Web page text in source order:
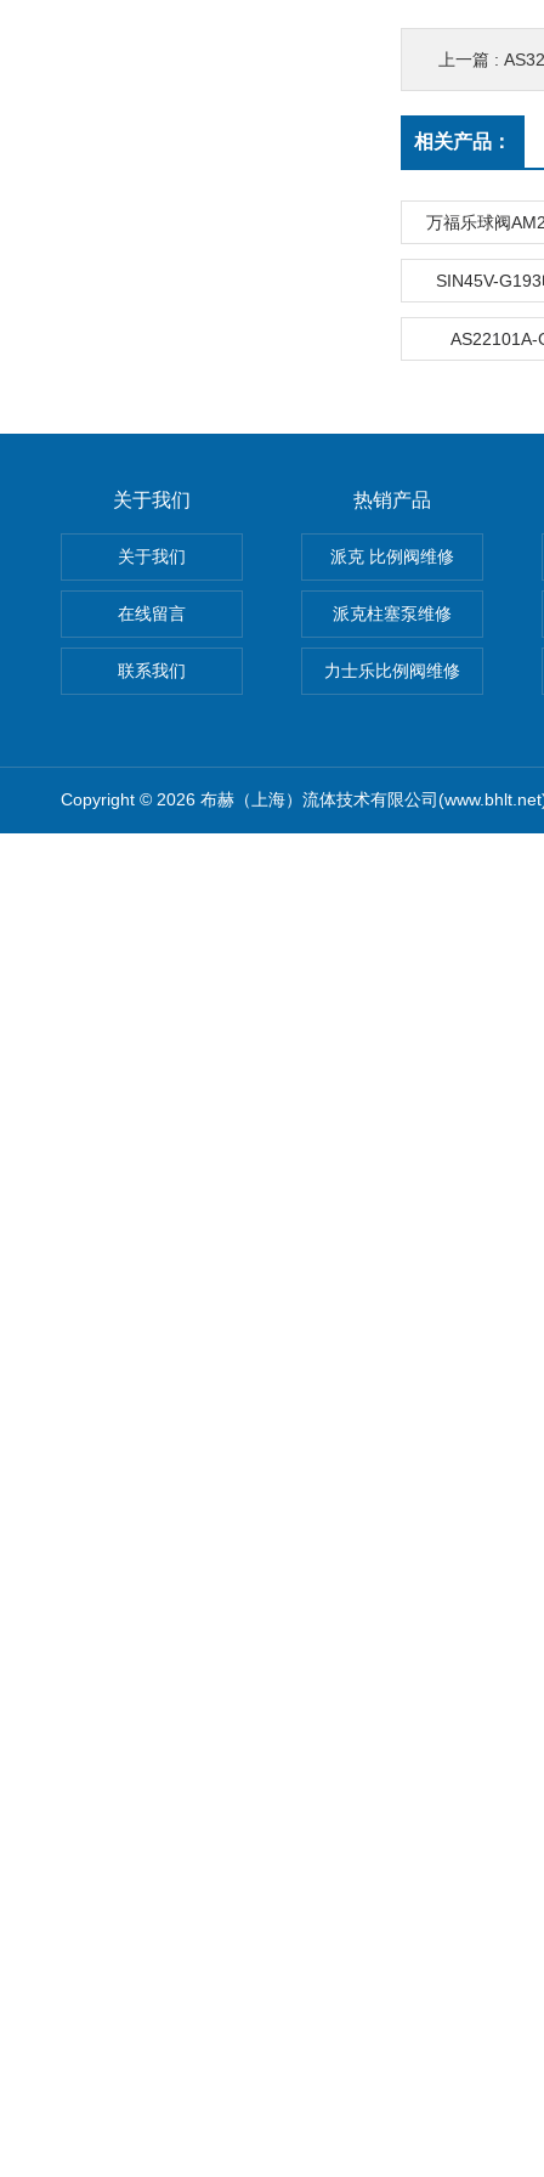
上一篇 :
相关产品：
万福乐球阀
SIN45V-
AS22101A-
关于我们
关于我们
在线留言
联系我们
热销产品
派克 比例阀维修
派克柱塞泵维修
力士乐比例阀维修
Copyright © 2026 布赫（上海）流体技术有限公司